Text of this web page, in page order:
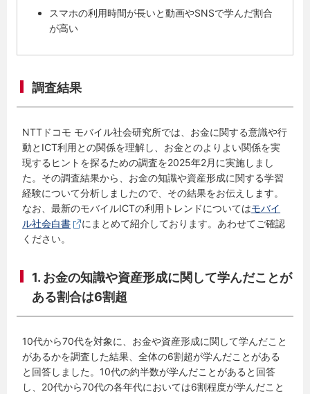
スマホの利用時間が長いと動画やSNSで学んだ割合
が高い
調査結果
NTTドコモ モバイル社会研究所では、お金に関する意識や行
動とICT利用との関係を理解し、お金とのよりよい関係を実
現するヒントを探るための調査を2025年2月に実施しまし
た。その調査結果から、お金の知識や資産形成に関する学習
経験について分析しましたので、その結果をお伝えします。
なお、最新のモバイルICTの利用トレンドについてはモバイ
ル社会白書
にまとめて紹介しております。あわせてご確認
ください。
1. お金の知識や資産形成に関して学んだことが
ある割合は6割超
10代から70代を対象に、お金や資産形成に関して学んだこと
があるかを調査した結果、全体の6割超が学んだことがある
と回答しました。10代の約半数が学んだことがあると回答
し、20代から70代の各年代においては6割程度が学んだこと